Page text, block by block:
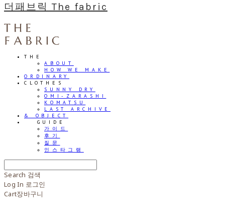
더패브릭 The fabric
THE
ABOUT
HOW WE MAKE
ORDINARY
CLOTHES
SUNNY DRY
OMI-ZARASHI
KOMATSU
LAST ARCHIVE
& OBJECT
⠀⠀GUIDE
가이드
후기
질문
인스타그램
Search 검색
Log In 로그인
Cart장바구니